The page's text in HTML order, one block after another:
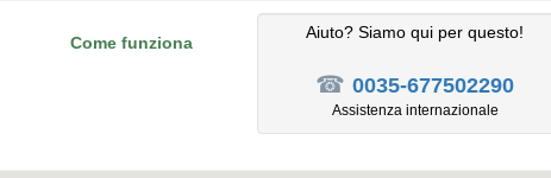
Come funziona
Aiuto? Siamo qui per questo!
☎ 0035-677502290
Assistenza internazionale